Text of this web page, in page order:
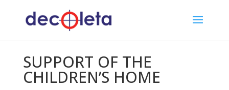
SUPPORT OF THE
CHILDREN’S HOME